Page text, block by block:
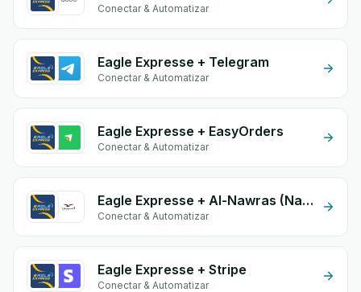
Conectar & Automatizar
Eagle Expresse + Telegram
Conectar & Automatizar
Eagle Expresse + EasyOrders
Conectar & Automatizar
Eagle Expresse + Al-Nawras (Nawris)
Conectar & Automatizar
Eagle Expresse + Stripe
Conectar & Automatizar